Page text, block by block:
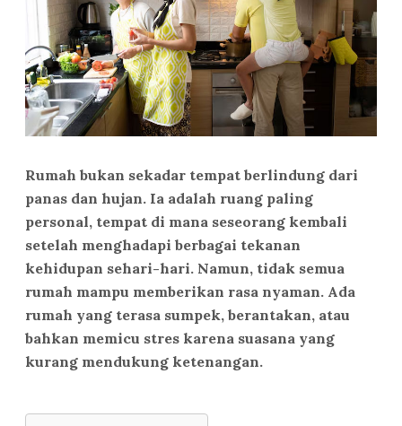
Rumah bukan sekadar tempat berlindung dari
panas dan hujan. Ia adalah ruang paling
personal, tempat di mana seseorang kembali
setelah menghadapi berbagai tekanan
kehidupan sehari-hari. Namun, tidak semua
rumah mampu memberikan rasa nyaman. Ada
rumah yang terasa sumpek, berantakan, atau
bahkan memicu stres karena suasana yang
kurang mendukung ketenangan.